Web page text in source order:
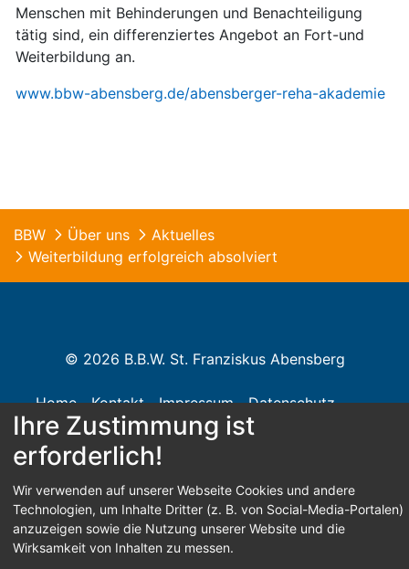
Menschen mit Behinderungen und Benachteiligung
tätig sind, ein differenziertes Angebot an Fort-und
Weiterbildung an.
www.bbw-abensberg.de/abensberger-reha-akademie
BBW Über uns
Aktuelles
Weiterbildung erfolgreich absolviert
© 2026 B.B.W. St. Franziskus Abensberg
Home Kontakt Impressum
Datenschutz
Barrierefreiheit
Anmelden
Ihre Zustimmung ist
erforderlich!
Wir verwenden auf unserer Webseite Cookies und andere
Technologien, um Inhalte Dritter (z. B. von Social-Media-Portalen)
anzuzeigen sowie die Nutzung unserer Website und die
Wirksamkeit von Inhalten zu messen.